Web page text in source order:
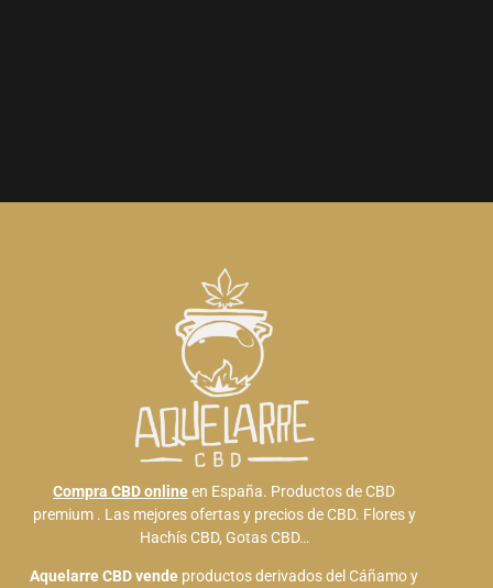
Compra CBD onlineen España. Productos de CBD
premium . Las mejores ofertas y precios de CBD. Flores y
Hachís CBD, Gotas CBD…
Aquelarre CBDvende productos derivados del Cáñamo y